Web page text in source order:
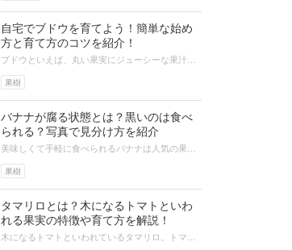
果樹
自宅でブドウを育てよう！簡単な始め
方と育て方のコツを紹介！
ブドウといえば、丸い果実にジューシーな果汁が
そうなブドウですが、コツを押さえれ...
果樹
バナナが腐る状態とは？黒いのは食べ
られる？写真で見分け方を紹介
美味しくて手軽に食べられるバナナは人気の果物
ことがあります。そこで、バナナが腐...
タマリロとは？木になるトマトといわ
れる果実の特徴や育て方を解説！
木になるトマトといわれているタマリロ。トマト